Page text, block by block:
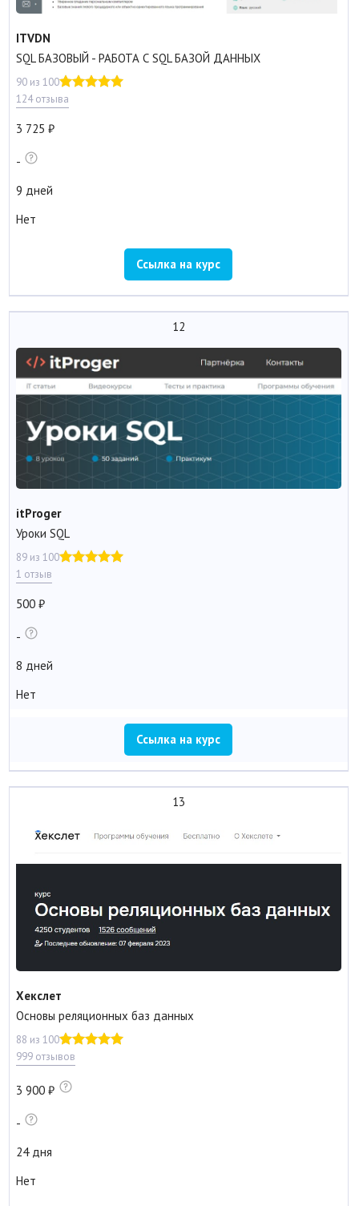
ITVDN
SQL БАЗОВЫЙ - РАБОТА С SQL БАЗОЙ ДАННЫХ
90 из 100
124 отзыва
3 725
-
9 дней
Нет
Ссылка на курс
12
itProger
Уроки SQL
89 из 100
1 отзыв
500
-
8 дней
Нет
Ссылка на курс
13
Хекслет
Основы реляционных баз данных
88 из 100
999 отзывов
3 900
-
24 дня
Нет